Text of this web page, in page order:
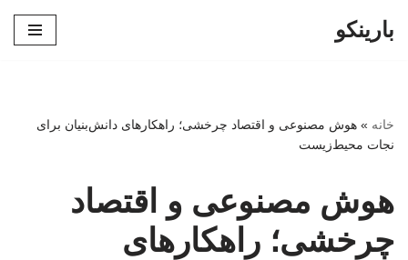
بارینکو
خانه » هوش مصنوعی و اقتصاد چرخشی؛ راهکارهای دانش‌بنیان برای
نجات محیط‌زیست
هوش مصنوعی و اقتصاد
چرخشی؛ راهکارهای